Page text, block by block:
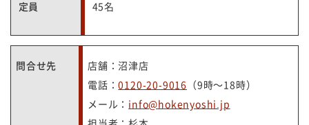
定員 45名
問合せ先
店舗：沼津店
電話：0120-20-9016 （9時～18時）
メール： info@hokenyoshi.jp